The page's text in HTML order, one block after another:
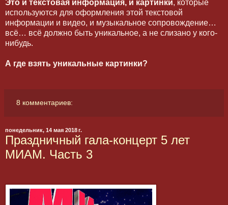
Это и текстовая информация, и картинки, которые
используются для оформления этой текстовой
информации и видео, и музыкальное сопровождение…
всё… всё должно быть уникальное, а не слизано у кого-
нибудь.
А где взять уникальные картинки?
8 комментариев:
понедельник, 14 мая 2018 г.
Праздничный гала-концерт 5 лет
МИАМ. Часть 3